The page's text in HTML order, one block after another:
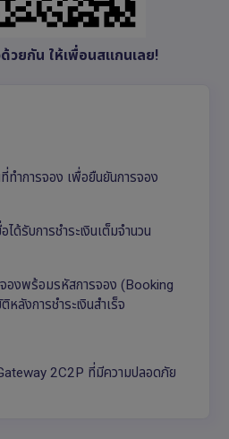
วยกัน ให้เพื่อนสแกนเลย!
ทำการจอง เพื่อยืนยันการจอง
ด้รับการชำระเงินเต็มจำนวน
จองพร้อมรหัสการจอง (Booking
ลังการชำระเงินสำเร็จ
2C2P ที่มีความปลอดภัย